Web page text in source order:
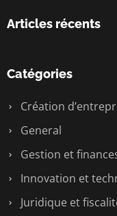
Articles récents
Catégories
Création
General
Gestion et
Innovation et
Juridique et